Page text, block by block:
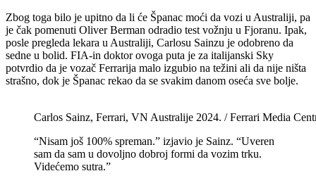
Zbog toga bilo je upitno da li će Španac moći da vozi u Australiji, pa
je čak pomenuti Oliver Berman odradio test vožnju u Fjoranu. Ipak,
posle pregleda lekara u Australiji, Carlosu Sainzu je odobreno da
sedne u bolid. FIA-in doktor ovoga puta je za italijanski Sky
potvrdio da je vozač Ferrarija malo izgubio na težini ali da nije ništa
strašno, dok je Španac rekao da se svakim danom oseća sve bolje.
Carlos Sainz, Ferrari, VN Australije 2024. / Ferrari Media
“Nisam još 100% spreman.” izjavio je Sainz. “Uveren
sam da sam u dovoljno dobroj formi da vozim trku.
Videćemo sutra.”